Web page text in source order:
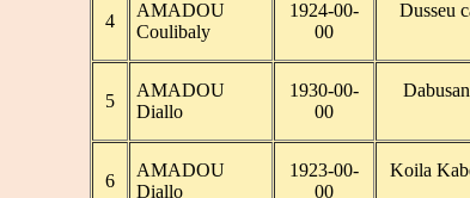
4
AMADOU
Coulibaly
1924-00-
00
Dusseu
5
AMADOU
Diallo
1930-00-
00
6
AMADOU
Diallo
1923-00-
00
Koila